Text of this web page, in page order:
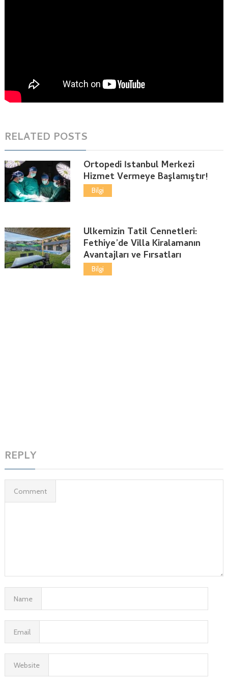
RELATED POSTS
Ortopedi İstanbul Merkezi
Hizmet Vermeye Başlamıştır!
Bilgi
Ülkemizin Tatil Cennetleri:
Fethiye’de Villa Kiralamanın
Avantajları ve Fırsatları
Bilgi
REPLY
Comment
Name
Email
Website